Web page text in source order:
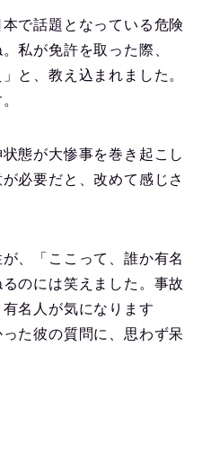
で話題となっている危険
私が免許を取った際、
と、教え込まれました。
態が大惨事を巻き起こし
必要だと、改めて感じさ
、「ここって、誰か有名
のには笑えました。事故
名人が気になります
た彼の質問に、思わず呆